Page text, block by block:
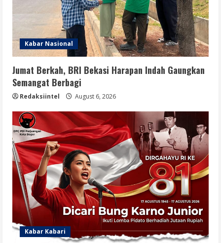
Kabar Nasional
Jumat Berkah, BRI Bekasi Harapan Indah Gaungkan
Semangat Berbagi
Redaksiintel August 6, 2026
Kabar Kabari